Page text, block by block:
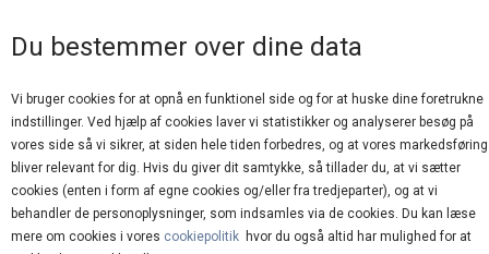
Du bestemmer over dine data
Vi bruger cookies for at opnå en funktionel side og for at huske dine foretrukne
indstillinger. Ved hjælp af cookies laver vi statistikker og analyserer besøg på
vores side så vi sikrer, at siden hele tiden forbedres, og at vores markedsføring
bliver relevant for dig. Hvis du giver dit samtykke, så tillader du, at vi sætter
cookies (enten i form af egne cookies og/eller fra tredjeparter), og at vi
behandler de personoplysninger, som indsamles via de cookies. Du kan læse
mere om cookies i vores cookiepolitik hvor du også altid har mulighed for at